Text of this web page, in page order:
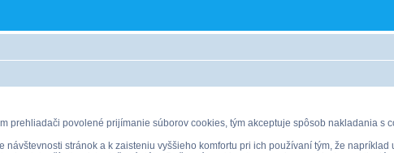
prehliadači povolené prijímanie súborov cookies, tým akceptuje spôsob nakladania s
stránok a k zaisteniu vyššieho komfortu pri ich používaní tým, že